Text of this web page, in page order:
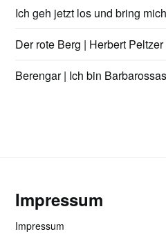
Ich geh jetzt los und bring
Der rote Berg | Herbert Peltzer
Berengar | Ich bin
Impressum
Impressum